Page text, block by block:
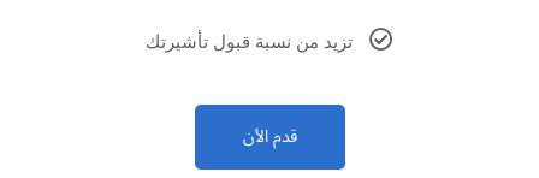
تزيد من نسبة قبول تأشيرتك
قدم الأن